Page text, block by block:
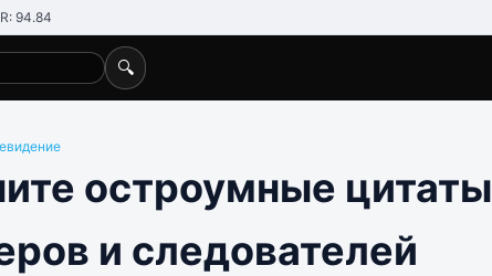
94.84
🔍
остроумные цитаты
и следователей